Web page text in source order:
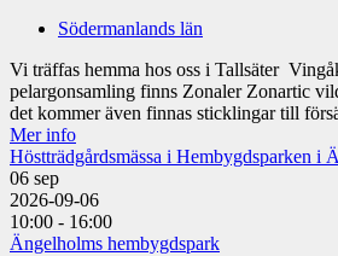
Södermanlands län
Vi träffas hemma hos oss i Tallsäter
pelargonsamling finns Zonaler Zonartic
det kommer även finnas sticklingar till
Mer info
Höstträdgårdsmässa i Hembygdsparken i
06 sep
2026-09-06
10:00 - 16:00
Ängelholms hembygdspark